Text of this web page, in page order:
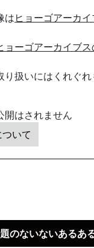
は ヒョーゴアーカイ
ョーゴアーカイブ
り扱いにはくれぐ
開はされません
いて
のないないあるあ